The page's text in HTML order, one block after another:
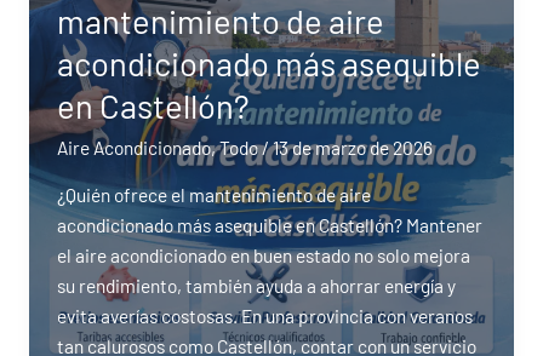
para
mantenimiento
de
aire
acondicionado
la
zona
de
Valencia?
mantenimiento de aire
acondicionado más asequible
en Castellón?
Aire Acondicionado,Todo/13 de marzo de 2026
¿Quién ofrece el mantenimiento de aire
acondicionado más asequible en Castellón? Mantener
el aire acondicionado en buen estado no solo mejora
su rendimiento, también ayuda a ahorrar energía y
evita averías costosas. En una provincia con veranos
tan calurosos como Castellón, contar con un servicio